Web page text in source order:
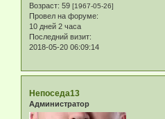
Возраст: 59 [1967-05-26]
Провел на форуме:
10 дней 2 часа
Последний визит:
2018-05-20 06:09:14
Непоседа13
Администратор